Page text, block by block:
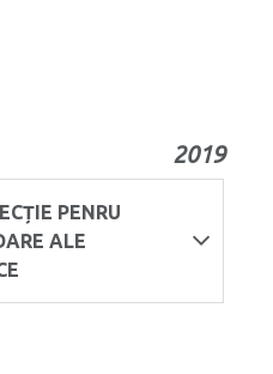
2019
PENRU
ALE